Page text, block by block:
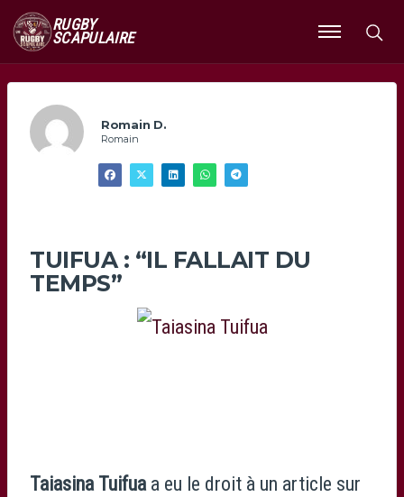
RUGBY
SCAPULAIRE
Ouvrir
le
Romain D.
Romain
TUIFUA : “IL FALLAIT DU
TEMPS”
Taiasina Tuifua a eu le droit à un article sur